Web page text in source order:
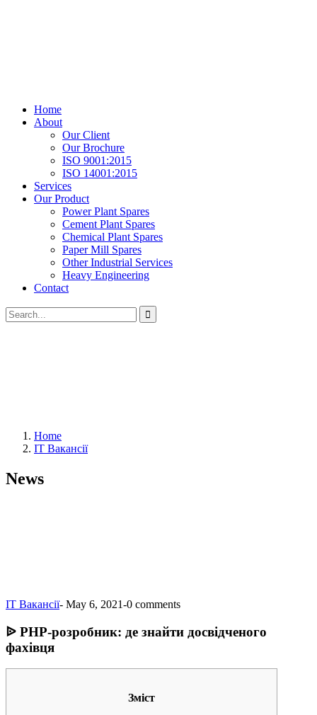
Home
About
Our Client
Our Brochure
ISO 9001:2015
ISO 14001:2015
Services
Our Product
Power Plant Spares
Cement Plant Spares
Chemical Plant Spares
Paper Mill Spares
Other Industrial Services
Heavy Engineering
Contact
Home
IT Вакансії
News
IT Вакансії- May 6, 2021-0 comments
ᐉ PHP-розробник: де знайти досвідченого
фахівця
Зміст